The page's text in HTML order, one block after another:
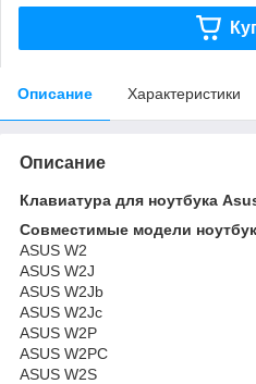
Описание Характеристики
Описание
Клавиатура для ноутбука
Совместимые модели
ASUS W2
ASUS W2J
ASUS W2Jb
ASUS W2Jc
ASUS W2P
ASUS W2PC
ASUS W2S